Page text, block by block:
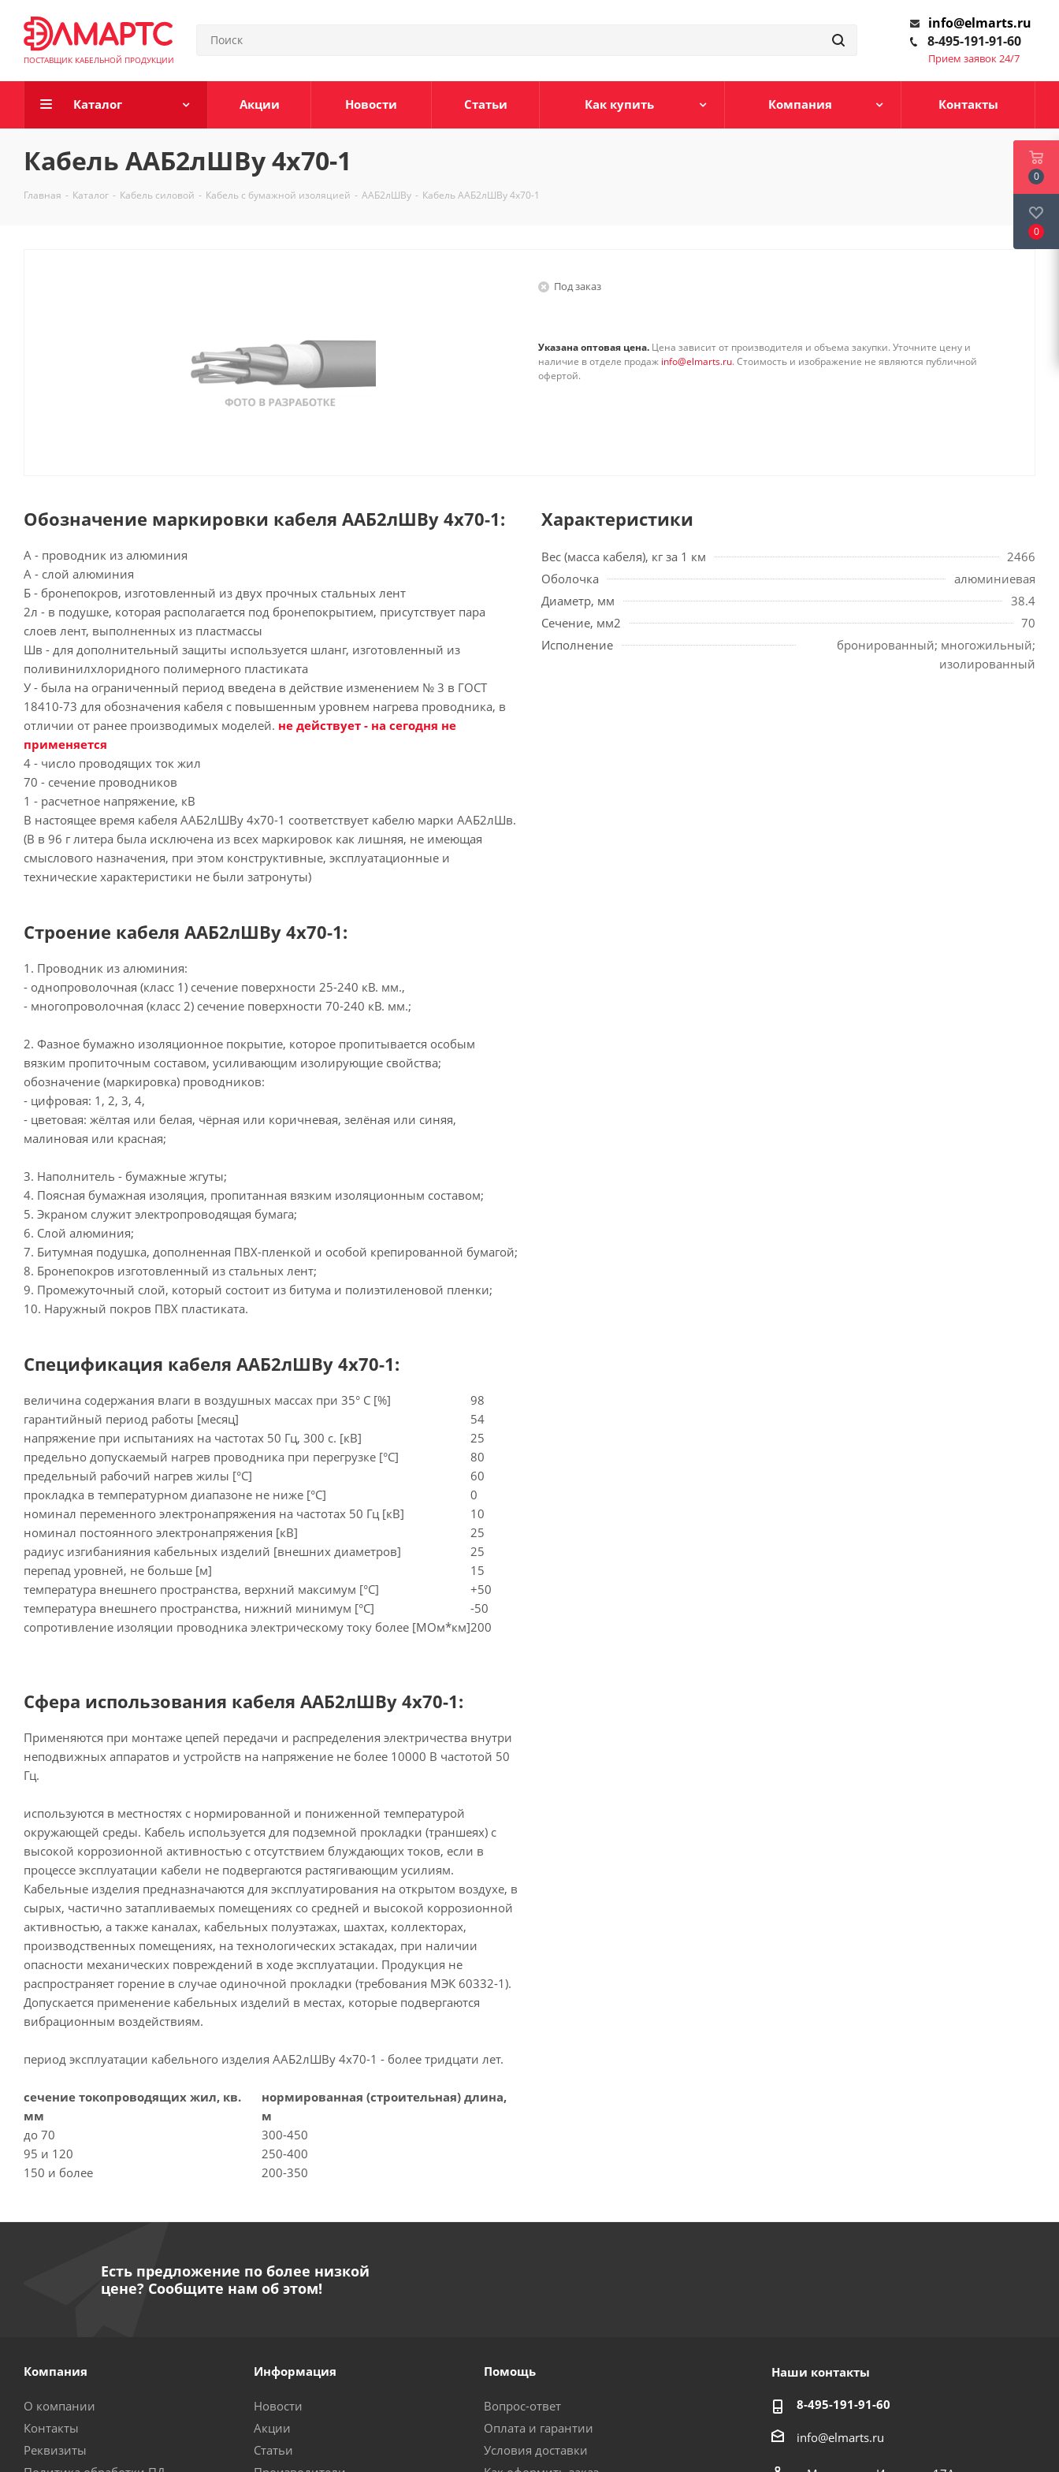
ПОСТАВЩИК КАБЕЛЬНОЙ ПРОДУКЦИИ
info@elmarts.ru
8-495-191-91-60
Прием заявок 24/7
Каталог Акции Новости Статьи Как купить Компания Контакты
Кабель ААБ2лШВу 4х70-1
Главная - Каталог - Кабель силовой - Кабель с бумажной изоляцией - ААБ2лШВу - Кабель ААБ2лШВу 4х70-1
Под заказ
Указана оптовая цена. Цена зависит от производителя и объема закупки. Уточните цену и
наличие в отделе продаж info@elmarts.ru. Стоимость и изображение не являются публичной
офертой.
Обозначение маркировки кабеля ААБ2лШВу 4х70-1:
А - проводник из алюминия
А - слой алюминия
Б - бронепокров, изготовленный из двух прочных стальных лент
2л - в подушке, которая располагается под бронепокрытием, присутствует пара
слоев лент, выполненных из пластмассы
Шв - для дополнительный защиты используется шланг, изготовленный из
поливинилхлоридного полимерного пластиката
У - была на ограниченный период введена в действие изменением № 3 в ГОСТ
18410-73 для обозначения кабеля с повышенным уровнем нагрева проводника, в
отличии от ранее производимых моделей. не действует - на сегодня не
применяется
4 - число проводящих ток жил
70 - сечение проводников
1 - расчетное напряжение, кВ
В настоящее время кабеля ААБ2лШВу 4х70-1 соответствует кабелю марки ААБ2лШв.
(В в 96 г литера была исключена из всех маркировок как лишняя, не имеющая
смыслового назначения, при этом конструктивные, эксплуатационные и
технические характеристики не были затронуты)
Строение кабеля ААБ2лШВу 4х70-1:
1. Проводник из алюминия:
- однопроволочная (класс 1) сечение поверхности 25-240 кВ. мм.,
- многопроволочная (класс 2) сечение поверхности 70-240 кВ. мм.;
2. Фазное бумажно изоляционное покрытие, которое пропитывается особым
вязким пропиточным составом, усиливающим изолирующие свойства;
обозначение (маркировка) проводников:
- цифровая: 1, 2, 3, 4,
- цветовая: жёлтая или белая, чёрная или коричневая, зелёная или синяя,
малиновая или красная;
3. Наполнитель - бумажные жгуты;
4. Поясная бумажная изоляция, пропитанная вязким изоляционным составом;
5. Экраном служит электропроводящая бумага;
6. Слой алюминия;
7. Битумная подушка, дополненная ПВХ-пленкой и особой крепированной бумагой;
8. Бронепокров изготовленный из стальных лент;
9. Промежуточный слой, который состоит из битума и полиэтиленовой пленки;
10. Наружный покров ПВХ пластиката.
Спецификация кабеля ААБ2лШВу 4х70-1:
величина содержания влаги в воздушных массах при 35° C [%]
98
гарантийный период работы [месяц]
54
напряжение при испытаниях на частотах 50 Гц, 300 с. [кВ]
25
предельно допускаемый нагрев проводника при перегрузке [°С]
80
предельный рабочий нагрев жилы [°С]
60
прокладка в температурном диапазоне не ниже [°C]
0
номинал переменного электронапряжения на частотах 50 Гц [кВ]
10
номинал постоянного электронапряжения [кВ]
25
радиус изгибанияния кабельных изделий [внешних диаметров]
25
перепад уровней, не больше [м]
15
температура внешнего пространства, верхний максимум [°C]
+50
температура внешнего пространства, нижний минимум [°C]
-50
сопротивление изоляции проводника электрическому току более [МОм*км]200
Сфера использования кабеля ААБ2лШВу 4х70-1:
Применяются при монтаже цепей передачи и распределения электричества внутри
неподвижных аппаратов и устройств на напряжение не более 10000 В частотой 50
Гц.
используются в местностях с нормированной и пониженной температурой
окружающей среды. Кабель используется для подземной прокладки (траншеях) с
высокой коррозионной активностью с отсутствием блуждающих токов, если в
процессе эксплуатации кабели не подвергаются растягивающим усилиям.
Кабельные изделия предназначаются для эксплуатирования на открытом воздухе, в
сырых, частично затапливаемых помещениях со средней и высокой коррозионной
активностью, а также каналах, кабельных полуэтажах, шахтах, коллекторах,
производственных помещениях, на технологических эстакадах, при наличии
опасности механических повреждений в ходе эксплуатации. Продукция не
распространяет горение в случае одиночной прокладки (требования МЭК 60332-1).
Допускается применение кабельных изделий в местах, которые подвергаются
вибрационным воздействиям.
период эксплуатации кабельного изделия ААБ2лШВу 4х70-1 - более тридцати лет.
сечение токопроводящих жил, кв.
мм
нормированная (строительная) длина,
м
до 70
300-450
95 и 120
250-400
150 и более
200-350
Характеристики
Вес (масса кабеля), кг за 1 км
2466
Оболочка
алюминиевая
Диаметр, мм
38.4
Сечение, мм2
70
Исполнение
бронированный; многожильный;
изолированный
Есть предложение по более низкой
цене? Сообщите нам об этом!
Компания
О компании
Контакты
Реквизиты
Информация
Новости
Акции
Статьи
Помощь
Вопрос-ответ
Оплата и гарантии
Условия доставки
Наши контакты
8-495-191-91-60
info@elmarts.ru
0
0